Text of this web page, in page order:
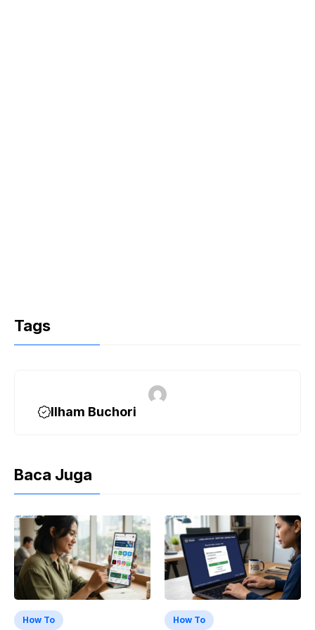
Tags
Ilham Buchori
Baca Juga
How To How To